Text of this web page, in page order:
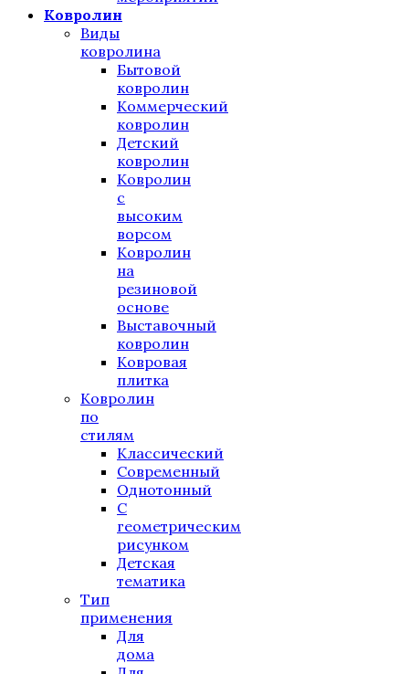
Ковролин
Виды
ковролина
Бытовой
ковролин
Коммерческий
ковролин
Детский
ковролин
Ковролин
с
высоким
ворсом
Ковролин
на
резиновой
основе
Выставочный
ковролин
Ковровая
плитка
Ковролин
по
стилям
Классический
Современный
Однотонный
С
геометрическим
рисунком
Детская
тематика
Тип
применения
Для
дома